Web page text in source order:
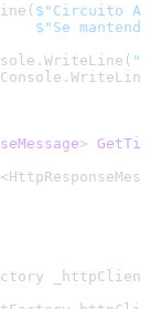
$"Circuito
$"Se
>